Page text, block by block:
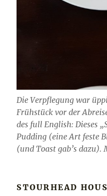
Die Verpflegung war
Frühstück vor der
des full English: Dieses
Pudding (eine Art feste
(und Toast gab’s dazu).
STOURHEAD